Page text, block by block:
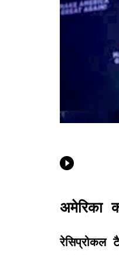
अमेरिका
रेसिप्रोकल